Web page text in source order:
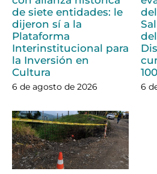
de siete entidades: le
dijeron sí a la
Plataforma
Interinstitucional para
la Inversión en
Cultura
6 de agosto de 2026 6